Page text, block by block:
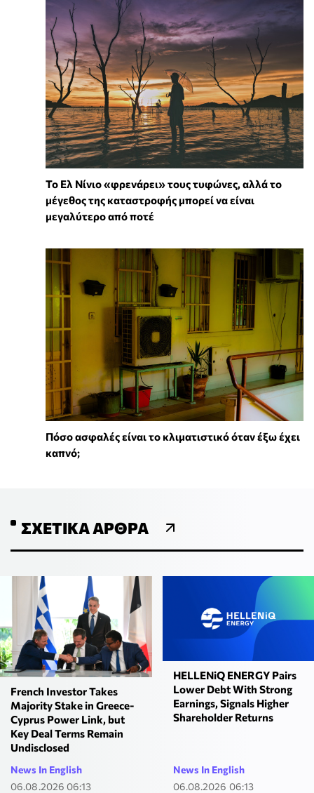
Το Ελ Νίνιο «φρενάρει» τους τυφώνες, αλλά το
μέγεθος της καταστροφής μπορεί να είναι
μεγαλύτερο από ποτέ
Πόσο ασφαλές είναι το κλιματιστικό όταν έξω έχει
καπνό;
ΣΧΕΤΙΚΆ ΆΡΘΡΑ
French Investor Takes
Majority Stake in Greece-
Cyprus Power Link, but
Key Deal Terms Remain
Undisclosed
News In English
06.08.2026 06:13
HELLENiQ ENERGY Pairs
Lower Debt With Strong
Earnings, Signals Higher
Shareholder Returns
News In English
06.08.2026 06:13